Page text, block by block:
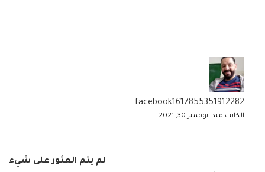
facebook1617855351912282
الكاتب منذ: نوفمبر 30, 2021
لم يتم العثور على شيء